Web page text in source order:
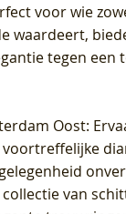
voor wie
waardeert,
tegen een
Oost:
van